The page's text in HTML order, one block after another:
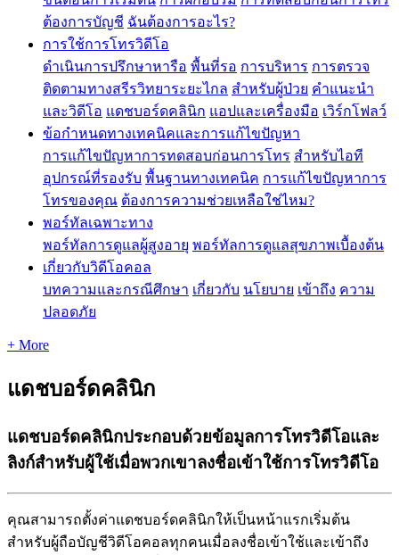
ต้องการบัญชี ฉันต้องการอะไร?
การใช้การโทรวิดีโอ
ดำเนินการปรึกษาหารือ พื้นที่รอ การบริหาร การตรวจ
ติดตามทางสรีรวิทยาระยะไกล สำหรับผู้ป่วย คำแนะนำ
และวิดีโอ แดชบอร์ดคลินิก แอปและเครื่องมือ เวิร์กโฟลว์
ข้อกำหนดทางเทคนิคและการแก้ไขปัญหา
การแก้ไขปัญหาการทดสอบก่อนการโทร สำหรับไอที
อุปกรณ์ที่รองรับ พื้นฐานทางเทคนิค การแก้ไขปัญหาการ
โทรของคุณ ต้องการความช่วยเหลือใช่ไหม?
พอร์ทัลเฉพาะทาง
พอร์ทัลการดูแลผู้สูงอายุ พอร์ทัลการดูแลสุขภาพเบื้องต้น
เกี่ยวกับวิดีโอคอล
บทความและกรณีศึกษา เกี่ยวกับ นโยบาย เข้าถึง ความ
ปลอดภัย
+ More
แดชบอร์ดคลินิก
แดชบอร์ดคลินิกประกอบด้วยข้อมูลการโทรวิดีโอและ
ลิงก์สำหรับผู้ใช้เมื่อพวกเขาลงชื่อเข้าใช้การโทรวิดีโอ
คณสามารถตงคาแดชบอรดคลนกใหเปนหนาแรกเรมตน
สหรบผถอบญชวดโอคอลทกคนเมอลงชอเขาใชและเขาถง